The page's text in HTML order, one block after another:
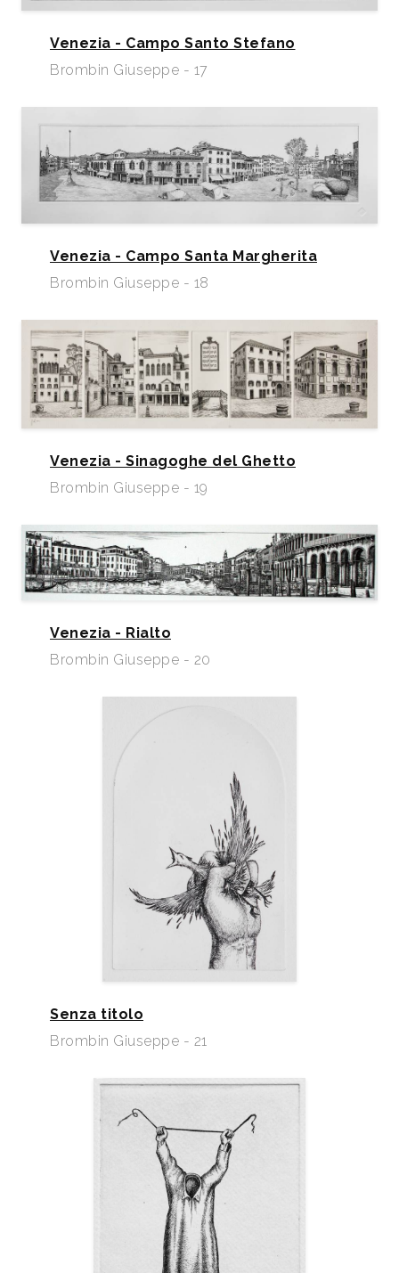
Venezia - Campo Santo Stefano
Brombin Giuseppe - 17
Venezia - Campo Santa Margherita
Brombin Giuseppe - 18
Venezia - Sinagoghe del Ghetto
Brombin Giuseppe - 19
Venezia - Rialto
Brombin Giuseppe - 20
Senza titolo
Brombin Giuseppe - 21